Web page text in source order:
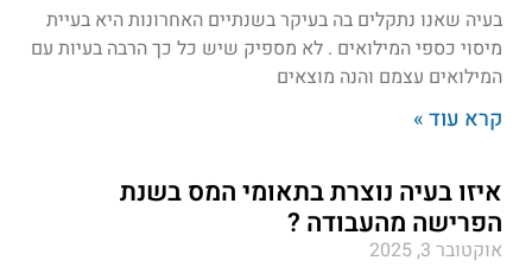
בעיה שאנו נתקלים בה בעיקר בשנתיים האחרונות היא בעיית
מיסוי כספי המילואים . לא מספיק שיש כל כך הרבה בעיות עם
המילואים עצמם והנה מוצאים
קרא עוד »
איזו בעיה נוצרת בתאומי המס בשנת
הפרישה מהעבודה ?
אוקטובר 3, 2025